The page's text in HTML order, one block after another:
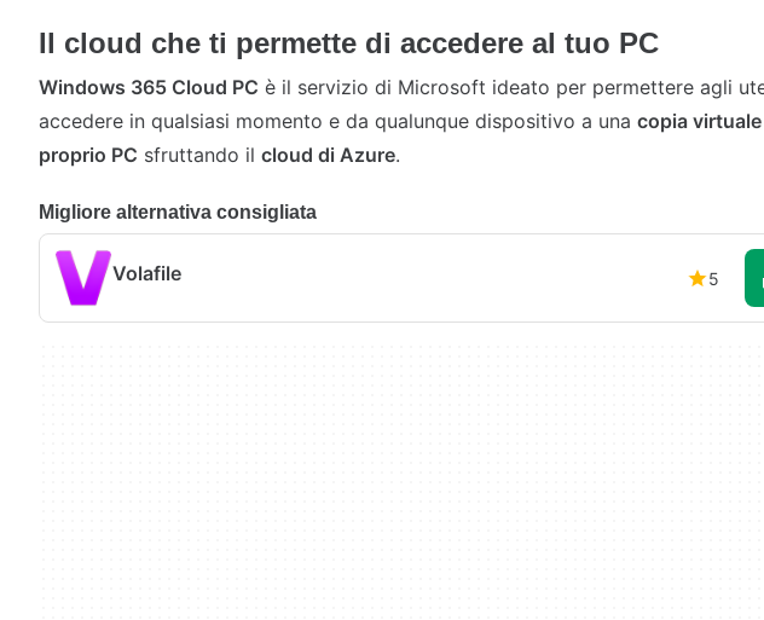
Il cloud che ti permette di accedere al tuo PC
Windows 365 Cloud PC è il servizio di Microsoft ideato per permettere agli
accedere in qualsiasi momento e da qualunque dispositivo a una copia virtuale
proprio PC sfruttando il cloud di Azure.
Migliore alternativa consigliata
Volafile 5